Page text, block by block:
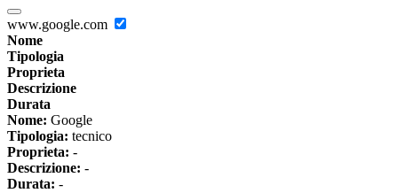
www.google.com
Nome
Tipologia
Proprieta
Descrizione
Durata
Nome: Google
Tipologia: tecnico
Proprieta: -
Descrizione: -
Durata: -